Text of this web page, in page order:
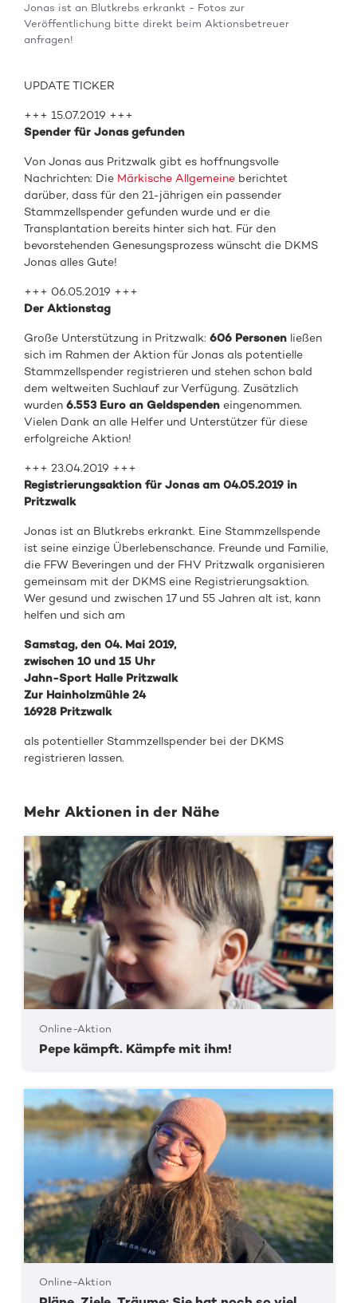
Jonas ist an Blutkrebs erkrankt - Fotos zur
Veröffentlichung bitte direkt beim Aktionsbetreuer
anfragen!
UPDATE TICKER
+++ 15.07.2019 +++
Spender für Jonas gefunden
Von Jonas aus Pritzwalk gibt es hoffnungsvolle
Nachrichten: Die Märkische Allgemeine berichtet
darüber, dass für den 21-jährigen ein passender
Stammzellspender gefunden wurde und er die
Transplantation bereits hinter sich hat. Für den
bevorstehenden Genesungsprozess wünscht die DKMS
Jonas alles Gute!
+++ 06.05.2019 +++
Der Aktionstag
Große Unterstützung in Pritzwalk:606 Personen ließen
sich im Rahmen der Aktion für Jonas als potentielle
Stammzellspender registrieren und stehen schon bald
dem weltweiten Suchlauf zur Verfügung. Zusätzlich
wurden6.553 Euro an Geldspenden eingenommen.
Vielen Dank an alle Helfer und Unterstützer für diese
erfolgreiche Aktion!
+++ 23.04.2019 +++
Registrierungsaktion für Jonas am 04.05.2019 in
Pritzwalk
Jonas ist an Blutkrebs erkrankt. Eine Stammzellspende
ist seine einzige Überlebenschance. Freunde und Familie,
die FFW Beveringen und der FHV Pritzwalk organisieren
gemeinsam mit der DKMS eine Registrierungsaktion.
Wer gesund und zwischen 17 und 55 Jahren alt ist, kann
helfen und sich am
Samstag, den 04. Mai 2019,
zwischen 10 und 15 Uhr
Jahn-Sport Halle Pritzwalk
Zur Hainholzmühle 24
16928 Pritzwalk
als potentieller Stammzellspender bei der DKMS
registrieren lassen.
Mehr Aktionen in der Nähe
Online-Aktion
Pepe kämpft. Kämpfe mit ihm!
Online-Aktion